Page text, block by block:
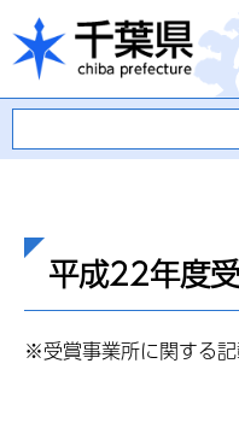
千葉
平成22年度
※受賞事業所に関する記